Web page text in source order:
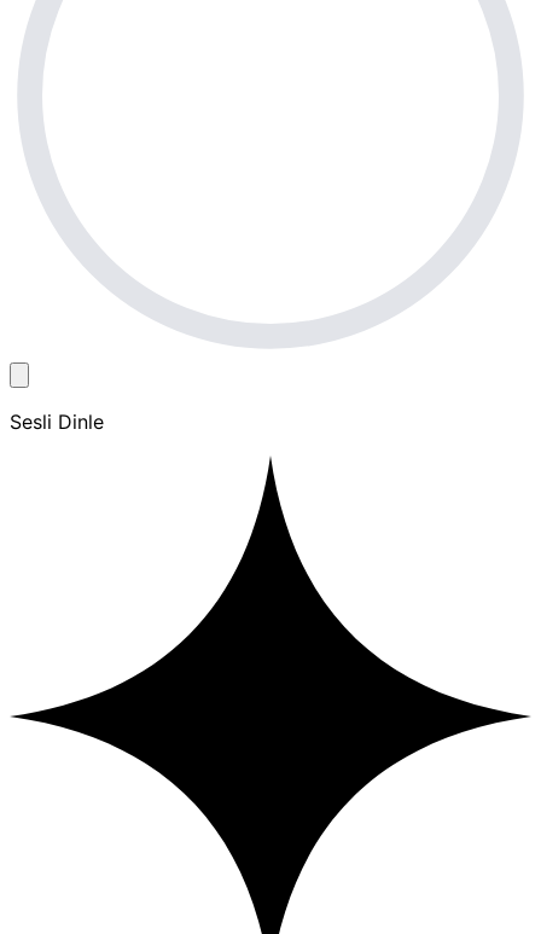
Sesli Dinle